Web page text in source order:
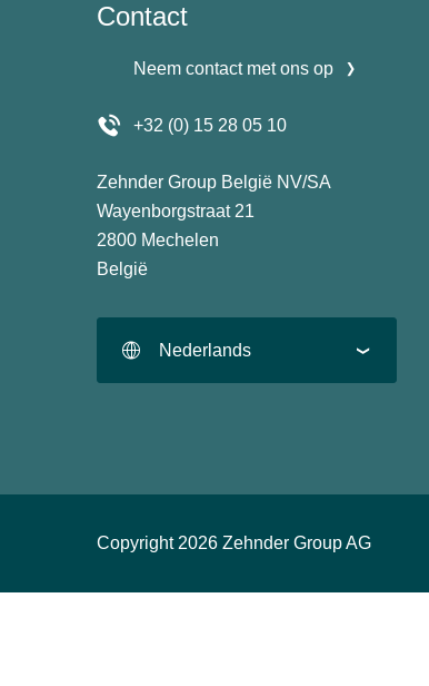
Contact
Neem contact met ons op
+32 (0) 15 28 05 10
Zehnder Group België NV/SA
Wayenborgstraat 21
2800 Mechelen
België
Nederlands
Copyright 2026 Zehnder Group AG